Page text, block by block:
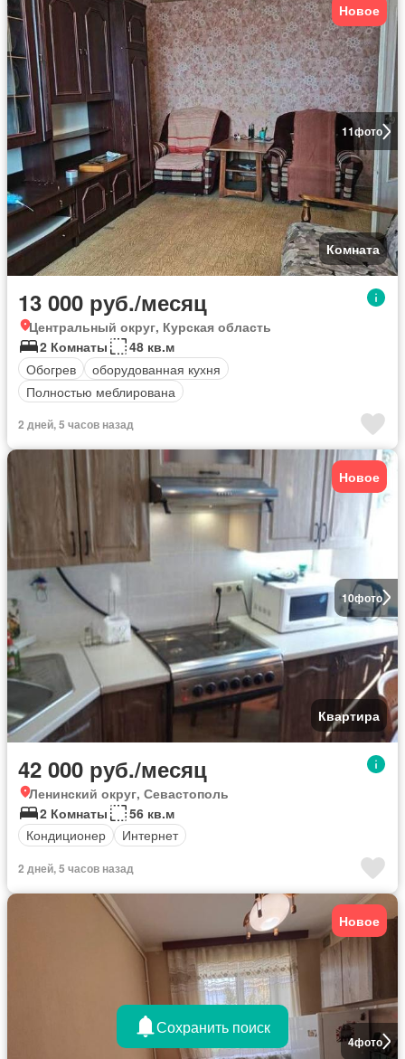
11фото
Новое
Комната
13 000 руб./месяц
Центральный округ, Курская область
2 Комнаты
48 кв.м
Обогрев
оборудованная кухня
Полностью меблирована
2 дней, 5 часов назад
10фото
Новое
Квартира
42 000 руб./месяц
Ленинский округ, Севастополь
2 Комнаты
56 кв.м
Кондиционер
Интернет
2 дней, 5 часов назад
4фото
Новое
Сохранить поиск